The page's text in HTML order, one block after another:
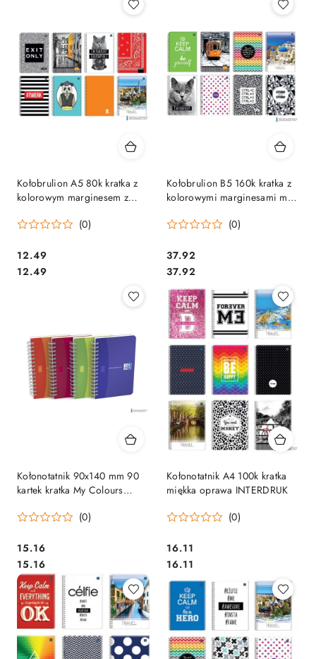
Kołobrulion A5 80k kratka z
kolorowym marginesem z
(0)
Cena:
12.49
Cena:
12.49
Kołobrulion B5 160k kratka z
kolorowymi marginesami mix
(0)
Cena:
37.92
Cena:
37.92
Kołonotatnik 90x140 mm 90
kartek kratka My Colours
(0)
Cena:
15.16
Cena:
15.16
Kołonotatnik A4 100k kratka
miękka oprawa INTERDRUK
(0)
Cena:
16.11
Cena:
16.11